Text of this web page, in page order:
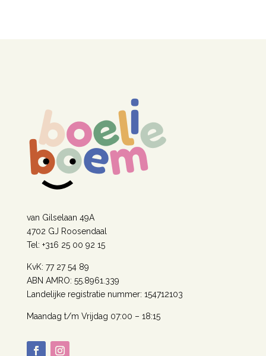
van Gilselaan 49A
4702 GJ Roosendaal
Tel: +316 25 00 92 15
KvK: 77 27 54 89
ABN AMRO: 55.8961.339
Landelijke registratie nummer: 154712103
Maandag t/m Vrijdag 07:00 – 18:15